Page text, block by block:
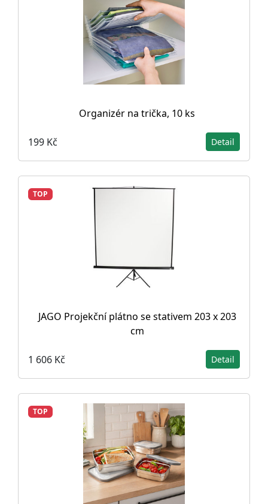
Organizér na trička, 10 ks
199 Kč Detail
TOP
JAGO Projekční plátno se stativem 203 x 203
cm
1 606 Kč Detail
TOP